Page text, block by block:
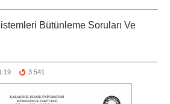
Bütünleme Soruları Ve
3 541